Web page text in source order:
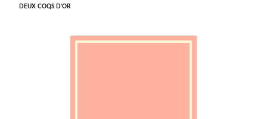
DEUX COQS D'OR